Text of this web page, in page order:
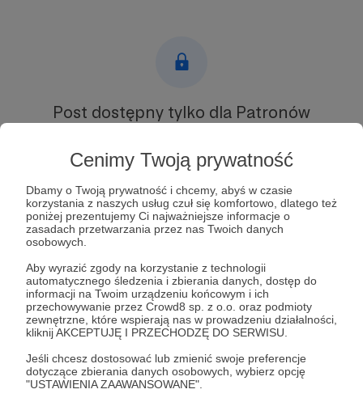
Cenimy Twoją prywatność
Dbamy o Twoją prywatność i chcemy, abyś w czasie
korzystania z naszych usług czuł się komfortowo, dlatego też
poniżej prezentujemy Ci najważniejsze informacje o
zasadach przetwarzania przez nas Twoich danych
osobowych.
Aby wyrazić zgody na korzystanie z technologii
automatycznego śledzenia i zbierania danych, dostęp do
informacji na Twoim urządzeniu końcowym i ich
przechowywanie przez Crowd8 sp. z o.o. oraz podmioty
zewnętrzne, które wspierają nas w prowadzeniu działalności,
kliknij AKCEPTUJĘ I PRZECHODZĘ DO SERWISU.
Jeśli chcesz dostosować lub zmienić swoje preferencje
dotyczące zbierania danych osobowych, wybierz opcję
"USTAWIENIA ZAAWANSOWANE".
Post dostępny tylko dla Patronów
Zostań Patronem
Zaloguj się
Erich Maria Remarque Józef Stalin Kurt Tucholsky
wojna w Ukrainie straty bezpowrotne percepcja strat
pandemia mięso armatnie
Udostępnij